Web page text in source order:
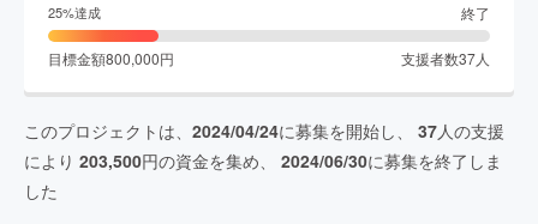
25%達成 終了
目標金額800,000円 支援者数37人
このプロジェクトは、 2024/04/24に募集を開始し、 37人の支援
により 203,500円の資金を集め、 2024/06/30に募集を終了しま
した